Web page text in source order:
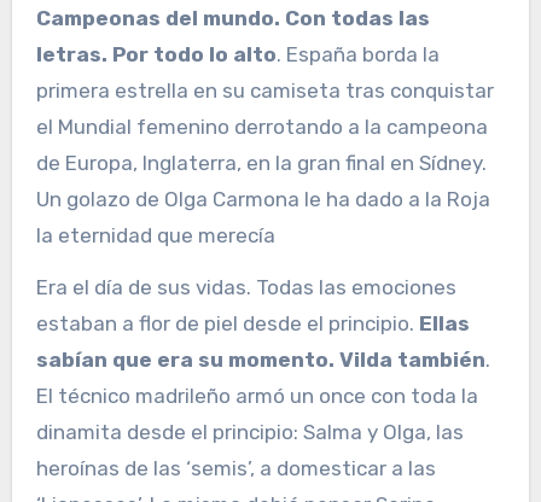
Campeonas del mundo. Con todas las
letras. Por todo lo alto. España borda la
primera estrella en su camiseta tras conquistar
el Mundial femenino derrotando a la campeona
de Europa, Inglaterra, en la gran final en Sídney.
Un golazo de Olga Carmona le ha dado a la Roja
la eternidad que merecía
Era el día de sus vidas. Todas las emociones
estaban a flor de piel desde el principio. Ellas
sabían que era su momento. Vilda también.
El técnico madrileño armó un once con toda la
dinamita desde el principio: Salma y Olga, las
heroínas de las ‘semis’, a domesticar a las